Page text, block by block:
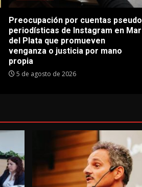
Preocupación por cuentas pseudo
periodísticas de Instagram en Mar
del Plata que promueven
venganza o justicia por mano
propia
5 de agosto de 2026